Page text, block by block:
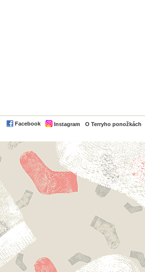
Facebook Instagram O Terryho ponožkách